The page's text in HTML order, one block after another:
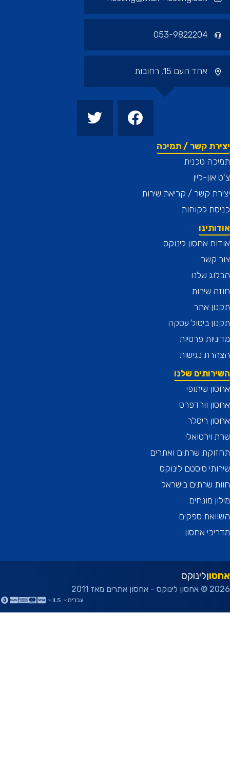
053-9822204
אחד העם 15, רחובות
קשר / תמיכה
טכנית
ליין
קשר / קריאת שירות
לקוחות
אחסון לינוקס
קשר
שלנו
שירות
אתר
ביטול עסקה
פרטיות
נגישות
שלנו
שיתופי
וורדפרס
ריסלר
שרתים ואתרים
סיסטם לינוקס
שרתים בישראל
מונחים
ספקים
אחסון
לינוקס
מאז 2011
עברית ILS